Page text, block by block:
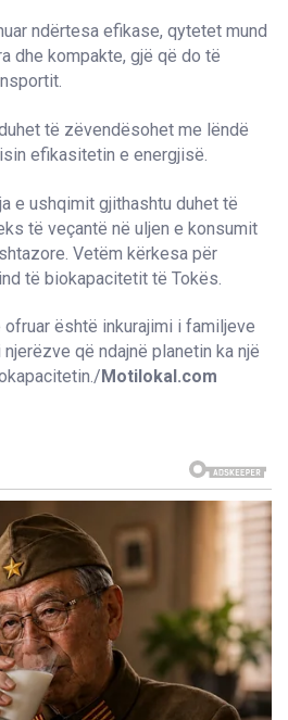
ndërtesa efikase, qytetet mund
dhe kompakte, gjë që do të
të zëvendësohet me lëndë
efikasitetin e energjisë.
e ushqimit gjithashtu duhet të
të veçantë në uljen e konsumit
Vetëm kërkesa për
të biokapacitetit të Tokës.
është inkurajimi i familjeve
që ndajnë planetin ka një
Motilokal.com